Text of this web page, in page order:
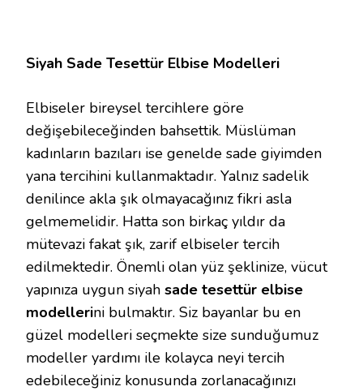
Siyah Sade Tesettür Elbise Modelleri
Elbiseler bireysel tercihlere göre
değişebileceğinden bahsettik. Müslüman
kadınların bazıları ise genelde sade giyimden
yana tercihini kullanmaktadır. Yalnız sadelik
denilince akla şık olmayacağınız fikri asla
gelmemelidir. Hatta son birkaç yıldır da
mütevazi fakat şık, zarif elbiseler tercih
edilmektedir. Önemli olan yüz şeklinize, vücut
yapınıza uygun siyah sade tesettür elbise
modellerini bulmaktır. Siz bayanlar bu en
güzel modelleri seçmekte size sunduğumuz
modeller yardımı ile kolayca neyi tercih
edebileceğiniz konusunda zorlanacağınızı